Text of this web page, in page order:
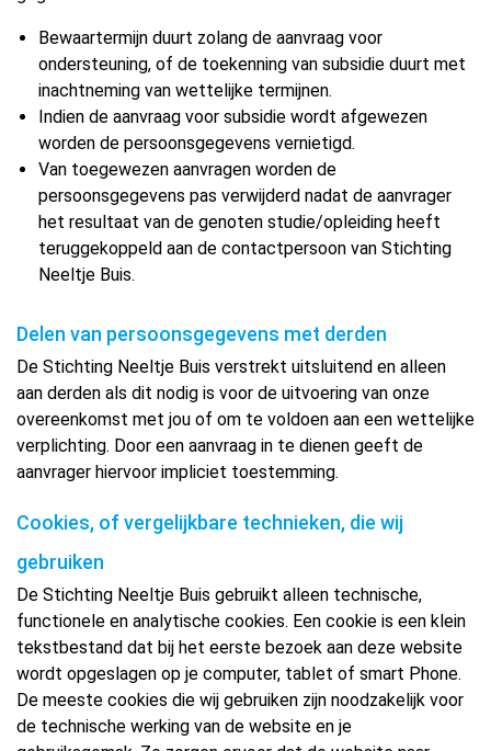
Bewaartermijn duurt zolang de aanvraag voor
ondersteuning, of de toekenning van subsidie duurt met
inachtneming van wettelijke termijnen.
Indien de aanvraag voor subsidie wordt afgewezen
worden de persoonsgegevens vernietigd.
Van toegewezen aanvragen worden de
persoonsgegevens pas verwijderd nadat de aanvrager
het resultaat van de genoten studie/opleiding heeft
teruggekoppeld aan de contactpersoon van Stichting
Neeltje Buis.
Delen van persoonsgegevens met derden
De Stichting Neeltje Buis verstrekt uitsluitend en alleen
aan derden als dit nodig is voor de uitvoering van onze
overeenkomst met jou of om te voldoen aan een wettelijke
verplichting. Door een aanvraag in te dienen geeft de
aanvrager hiervoor impliciet toestemming.
Cookies, of vergelijkbare technieken, die wij
gebruiken
De Stichting Neeltje Buis gebruikt alleen technische,
functionele en analytische cookies. Een cookie is een klein
tekstbestand dat bij het eerste bezoek aan deze website
wordt opgeslagen op je computer, tablet of smart Phone.
De meeste cookies die wij gebruiken zijn noodzakelijk voor
de technische werking van de website en je